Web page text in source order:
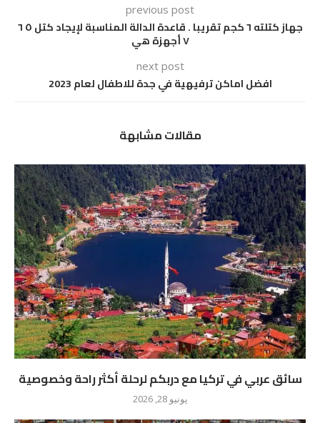
previous post
جهاز كتلته ٦ كجم تقريبا . قاعدة الدالة المناسبة لإيجاد كتل ٥ ٦
٧ أجهزة هي
next post
افضل اماكن ترفيهية في جدة للاطفال لعام 2023
مقالات مشابهة
سائق عربي في تركيا مع دربكم لرحلة أكثر راحة وخصوصية
يونيو 28, 2026